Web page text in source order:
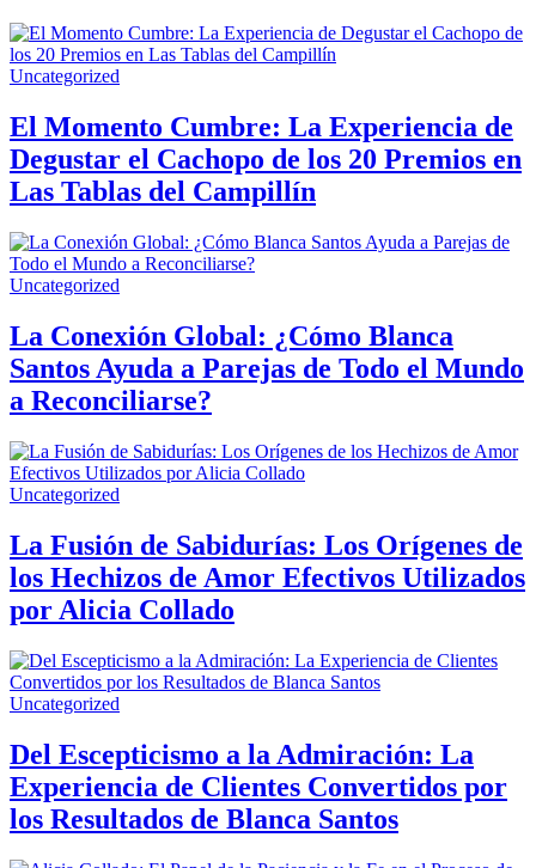
Uncategorized
El Momento Cumbre: La Experiencia de
Degustar el Cachopo de los 20 Premios en
Las Tablas del Campillín
Uncategorized
La Conexión Global: ¿Cómo Blanca
Santos Ayuda a Parejas de Todo el Mundo
a Reconciliarse?
Uncategorized
La Fusión de Sabidurías: Los Orígenes de
los Hechizos de Amor Efectivos Utilizados
por Alicia Collado
Uncategorized
Del Escepticismo a la Admiración: La
Experiencia de Clientes Convertidos por
los Resultados de Blanca Santos